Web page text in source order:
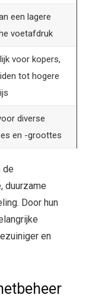
een lagere
voetafdruk
voor kopers,
tot hogere
diverse
en -groottes
de
duurzame
Door hun
en